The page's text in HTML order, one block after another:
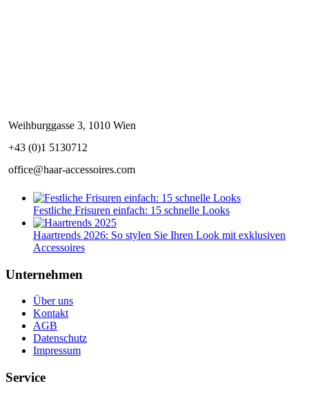
Weihburggasse 3, 1010 Wien
+43 (0)1 5130712
office@haar-accessoires.com
Festliche Frisuren einfach: 15 schnelle Looks
Haartrends 2026: So stylen Sie Ihren Look mit exklusiven
Accessoires
Unternehmen
Über uns
Kontakt
AGB
Datenschutz
Impressum
Service